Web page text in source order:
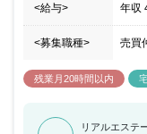
<給与> 年収
<募集職種> 売買
残業月20時間以内
リアルエステ